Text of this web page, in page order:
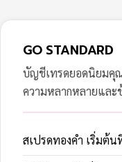
GO STANDARD
บัญชีเทรดยอดนิยมคุ
ความหลากหลายและ
สเปรดทองคำ เริ่มต้น